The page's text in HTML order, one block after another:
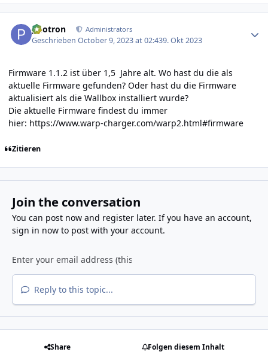
photron Administrators
GeschriebenOctober 9, 2023 at 02:439. Okt 2023
Firmware 1.1.2 ist über 1,5 Jahre alt. Wo hast du die als
aktuelle Firmware gefunden? Oder hast du die Firmware
aktualisiert als die Wallbox installiert wurde?
Die aktuelle Firmware findest du immer
hier: https://www.warp-charger.com/warp2.html#firmware
Zitieren
Join the conversation
You can post now and register later. If you have an account,
sign in nowto post with your account.
Reply to this topic...
Share Folgen diesem Inhalt